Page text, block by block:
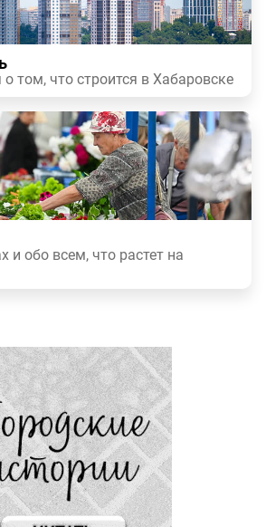
том, что строится в Хабаровске
и обо всем, что растет на